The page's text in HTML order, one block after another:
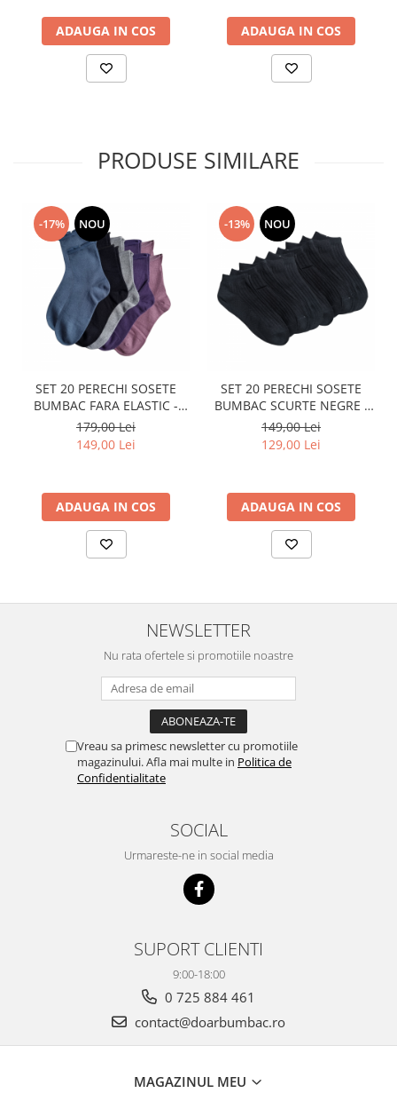
ADAUGA IN COS ADAUGA IN COS
PRODUSE SIMILARE
-17% NOU
SET 20 PERECHI SOSETE
BUMBAC FARA ELASTIC -
DAMA - COLORATE
179,00 Lei
149,00 Lei
ADAUGA IN COS
-13% NOU
SET 20 PERECHI SOSETE
BUMBAC SCURTE NEGRE -
DAMA
149,00 Lei
129,00 Lei
ADAUGA IN COS
NEWSLETTER
Nu rata ofertele si promotiile noastre
Vreau sa primesc newsletter cu promotiile
magazinului. Afla mai multe in Politica de
Confidentialitate
SOCIAL
Urmareste-ne in social media
SUPORT CLIENTI
9:00-18:00
0 725 884 461
contact@doarbumbac.ro
MAGAZINUL MEU